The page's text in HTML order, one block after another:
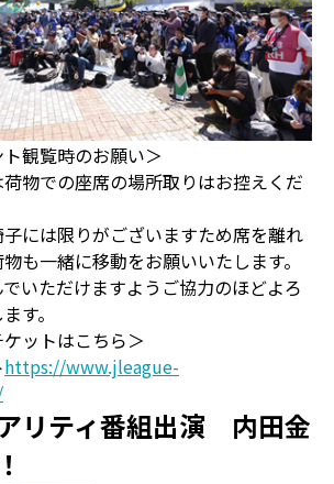
観覧時のお願い＞
物での座席の場所取りはお控えくだ
には限りがございますため席を離れ
も一緒に移動をお願いいたします。
いただけますようご協力のほどよろ
す。
ットはこちら＞
https://www.jleague-
リティ番組出演 内田金